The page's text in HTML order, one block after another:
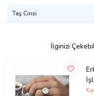
Taş Cinsi
İlginizi